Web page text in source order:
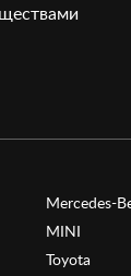
Mercedes-
MINI
Toyota